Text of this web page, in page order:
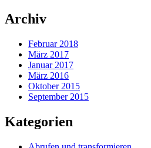
Archiv
Februar 2018
März 2017
Januar 2017
März 2016
Oktober 2015
September 2015
Kategorien